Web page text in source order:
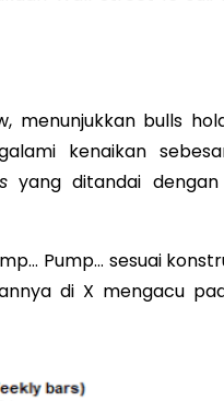
menunjukkan bulls
kenaikan
yang ditandai
Pump… sesuai
di X mengacu